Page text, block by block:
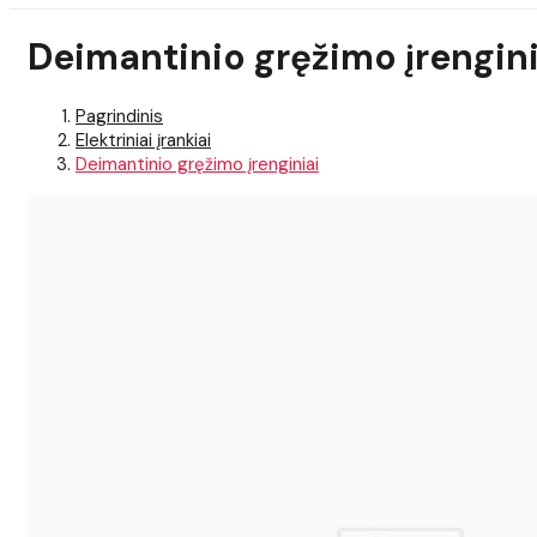
Deimantinio gręžimo
Pagrindinis
Elektriniai įrankiai
Deimantinio gręžimo įrenginiai